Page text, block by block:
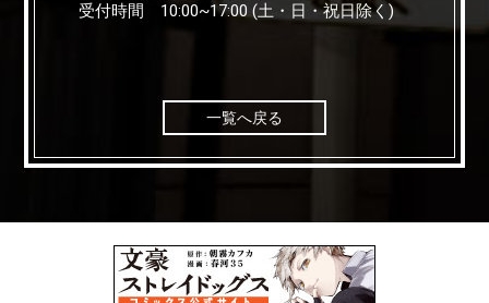
受付時間 10:00~17:00 (土・日・祝日除く)
一覧へ戻る